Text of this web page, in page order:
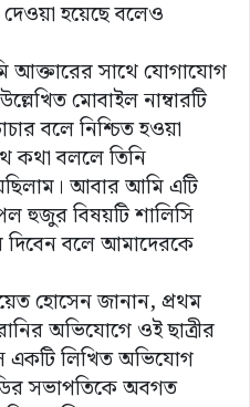
হয়েছে বলেও
আক্তারের সাথে যোগাযোগ
মোবাইল নাম্বারটি
বলে নিশ্চিত হওয়া
কথা বললে তিনি
আবার আমি এটি
হুজুর বিষয়টি শালিসি
দিবেন বলে আমাদেরকে
হোসেন জানান, প্রথম
অভিযোগে ওই ছাত্রীর
একটি লিখিত অভিযোগ
সভাপতিকে অবগত